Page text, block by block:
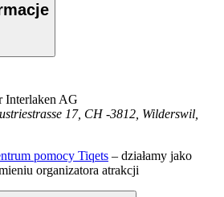
Interlaken AG
17, CH -3812, Wilderswil,
pomocy Tiqets – działamy jako
organizatora atrakcji